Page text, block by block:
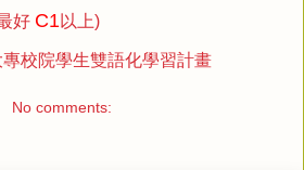
好 C1 以上)
校院學生雙語化學習計畫
No comments: